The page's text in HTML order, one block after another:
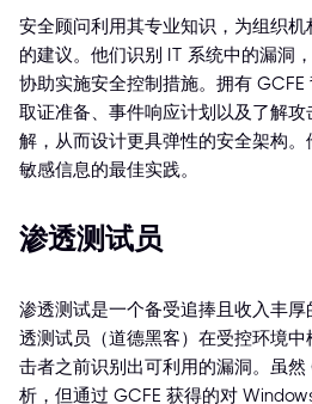
安全顾问利用其专业知识，为组织
的建议。他们识别 IT 系统中的漏洞
协助实施安全控制措施。拥有
取证准备、事件响应计划以及了解
解，从而设计更具弹性的安全架构
敏感信息的最佳实践。
渗透测试员
渗透测试是一个备受追捧且收入丰
透测试员（道德黑客）在受控环境
击者之前识别出可利用的漏洞。虽
析，但通过 GCFE 获得的对